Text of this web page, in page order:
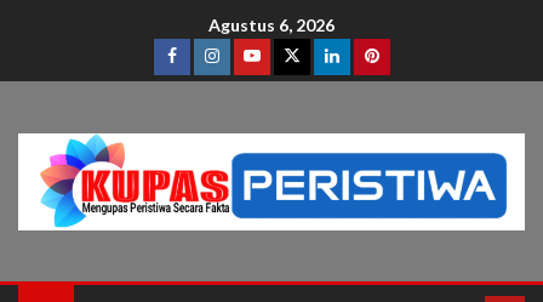
Agustus 6, 2026